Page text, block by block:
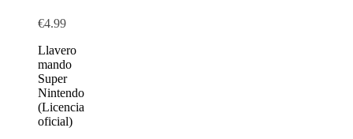
€4.99
Llavero
mando
Super
Nintendo
(Licencia
oficial)